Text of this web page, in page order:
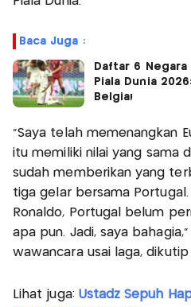
Baca Juga :
Daftar 6
Piala Dunia
Belgia!
“Saya telah memenangkan
itu memiliki nilai yang sama
sudah memberikan yang
tiga gelar bersama
Ronaldo, Portugal belum
apa pun. Jadi, saya
wawancara usai laga,
Lihat juga: Ustadz Sepuh